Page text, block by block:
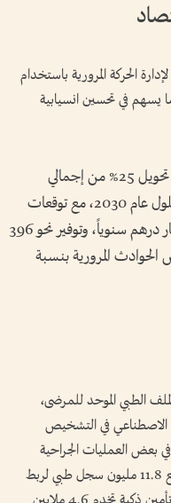
الحركة المرورية باستخدام
يسهم في تحسين انسيابية
وتستهدف استراتيجية دبي للتنقّل الذاتي تحويل 25% من إجمالي
رحلات التنقل إلى وسائل ذاتية القيادة بحلول عام 2030، مع توقعات
بتحقيق عوائد اقتصادية تصل إلى 22 مليار درهم سنوياً، وتوفير نحو 396
المرورية بنسبة
الطبي الموحد للمرضى،
الاصطناعي في التشخيص
بعض العمليات الجراحية
الدقيقة، عبر المنصة الموحدة «نابض» التي تجمع 11.8 مليون سجل طبي لربط